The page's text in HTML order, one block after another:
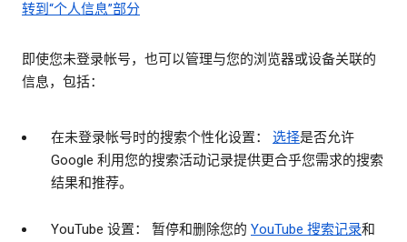
转到“个人信息”部分
即使您未登录帐号，也可以管理与您的浏览器或设备关联的
信息，包括：
在未登录帐号时的搜索个性化设置： 选择是否允许
Google 利用您的搜索活动记录提供更合乎您需求的搜索
结果和推荐。
YouTube 设置： 暂停和删除您的 YouTube 搜索记录和